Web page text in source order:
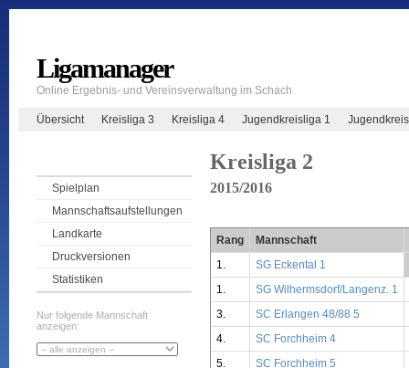
Ligamanager
Online Ergebnis- und Vereinsverwaltung im Schach
Übersicht Kreisliga 3 Kreisliga 4 Jugendkreisliga 1
Spielplan
Mannschaftsaufstellungen
Landkarte
Druckversionen
Statistiken
Nur folgende Mannschaft
anzeigen:
Kreisliga 2
2015/2016
Rang
Mannschaft
1.
SG Eckental 1
1.
SG Wilhermsdorf/Langenz. 1
3.
SC Erlangen 48/88 5
4.
SC Forchheim 4
5.
SC Forchheim 5